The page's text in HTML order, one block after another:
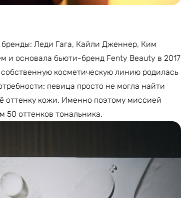
Леди Гага, Кайли Дженнер, Ким
и основала бьюти-бренд Fenty Beauty в 2017
собственную косметическую линию родилась
певица просто не могла найти
оттенку кожи. Именно поэтому миссией
50 оттенков тональника.